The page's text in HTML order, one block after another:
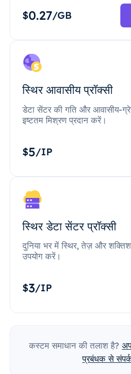
$0.27/GB
स्थिर आवासीय प्रॉक्सी
डेटा सेंटर की गति और आवासीय-
इष्टतम मिश्रण प्रदान करें।
$5/IP
स्थिर डेटा सेंटर प्रॉक्सी
दुनिया भर में स्थिर, तेज़ और
उपयोग करें।
$3/IP
कस्टम समाधान की तलाश है?
प्रबंधक से